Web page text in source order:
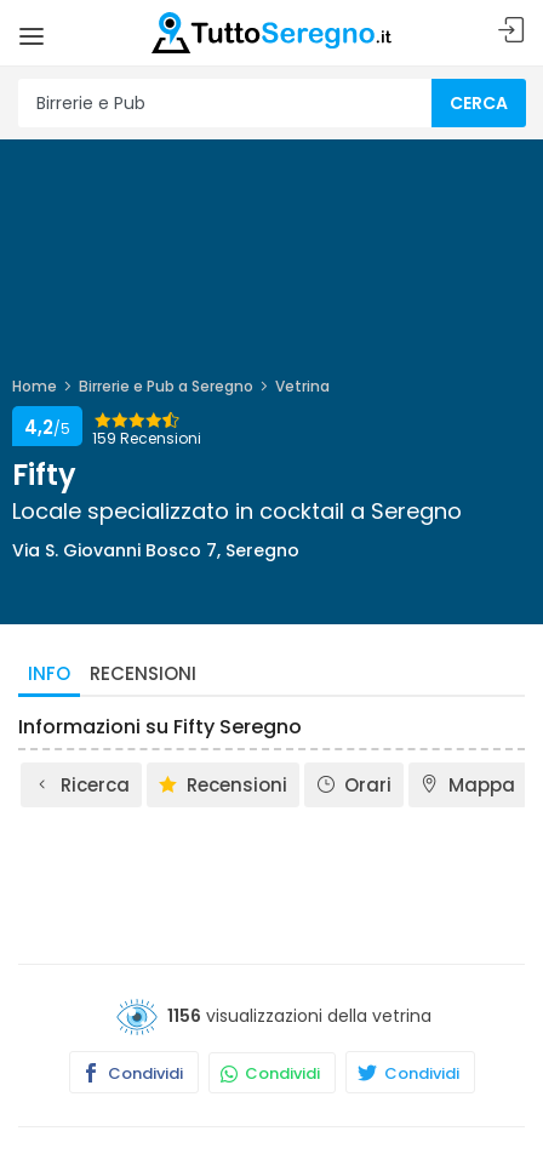
CERCA
Home Birrerie e Pub a Seregno Vetrina
159 Recensioni
4,2/5
Fifty
Locale specializzato in cocktail a Seregno
Via S. Giovanni Bosco 7, Seregno
INFO RECENSIONI
Informazioni su Fifty Seregno
Ricerca Recensioni Orari Mappa
1156 visualizzazioni della vetrina
Condividi Condividi Condividi